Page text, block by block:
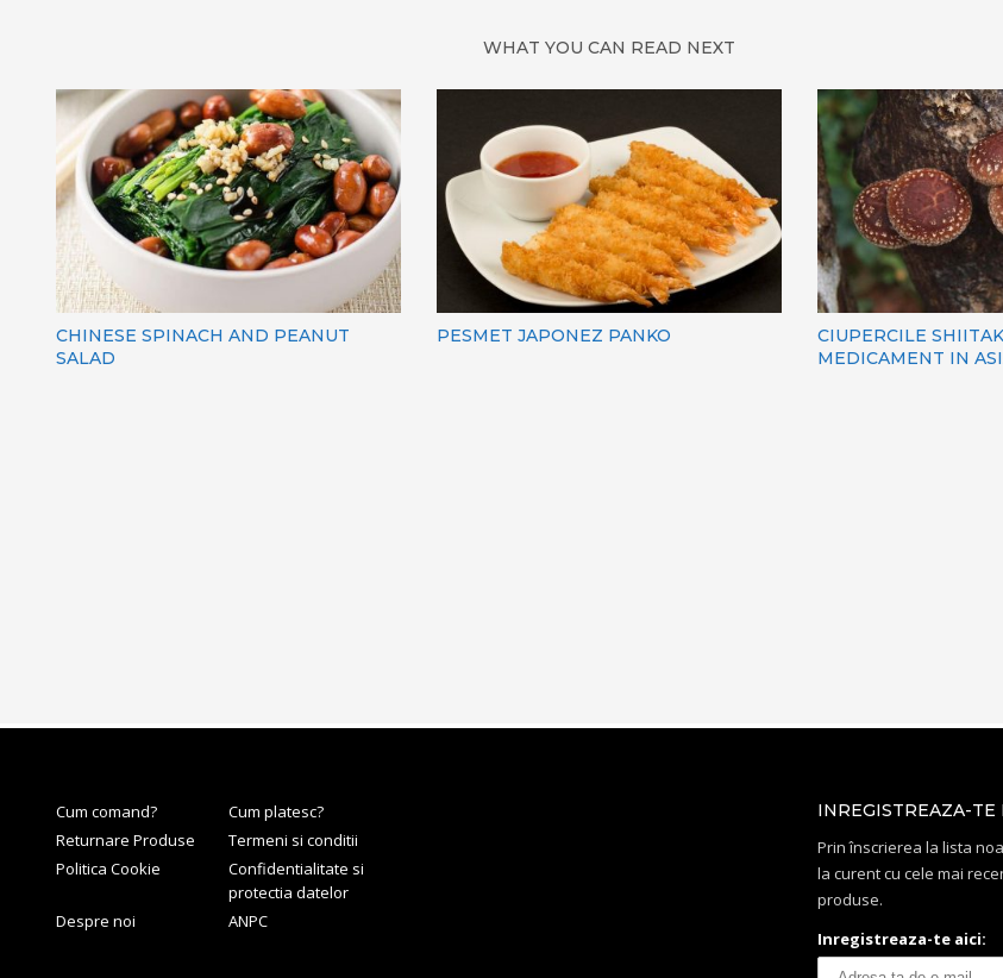
WHAT YOU CAN READ NEXT
CHINESE SPINACH AND PEANUT
SALAD
PESMET JAPONEZ PANKO
CIUPERCILE
MEDICAMENT IN
Cum comand?
Cum platesc?
Returnare Produse
Termeni si conditii
Politica Cookie
Confidentialitate si
protectia datelor
Despre noi
ANPC
INREGISTREAZA-TE
Prin înscrierea la lista
la curent cu cele mai
produse.
Inregistreaza-te aici: